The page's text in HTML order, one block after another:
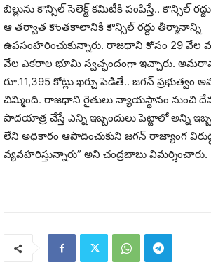
బిల్లును కౌన్సిల్‌ సెలెక్ట్‌ కమిటీకి పంపిస్తే.. కౌన్సిల్‌
ఆ తర్వాత కొంతకాలానికి కౌన్సిల్‌ రద్దు తీర్మానాన్ని
ఉపసంహరించుకున్నారు. రాజధాని కోసం 29 వేల
వేల ఎకరాల భూమి స్వచ్ఛందంగా ఇచ్చారు.
రూ.11,395 కోట్లు ఖర్చు పెడితే.. జగన్‌
చిమ్మింది. రాజధాని రైతులు న్యాయస్థానం నుంచి
పాదయాత్ర చేస్తే ఎన్ని ఇబ్బందులు పెట్టాలో అన్ని
లేని అధికారం ఆపాదించుకుని జగన్‌ రాజ్యాంగ
వ్యవహరిస్తున్నారు” అని చంద్రబాబు విమర్శించారు.